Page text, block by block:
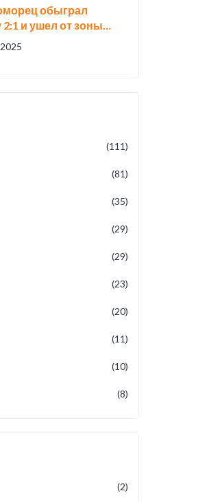
обыграл
2:1 и ушел от зоны
в Первой лиге
(111)
(81)
(35)
(29)
(29)
(23)
(20)
(11)
(10)
(8)
(2)